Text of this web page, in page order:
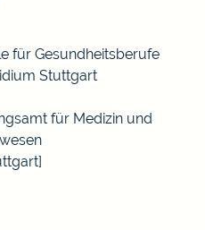
für Gesundheitsberufe
Stuttgart
für Medizin und